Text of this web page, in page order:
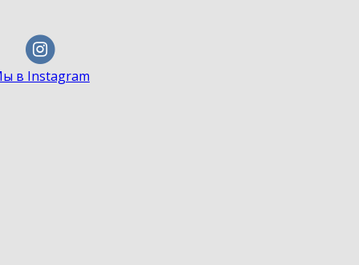
в Instagram